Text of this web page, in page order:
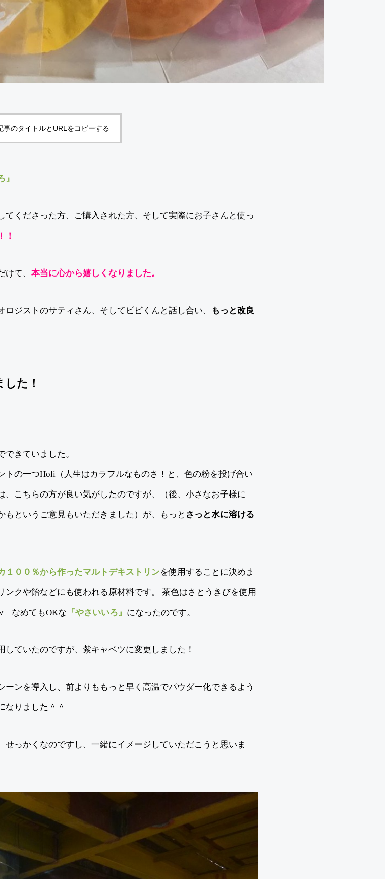
事のタイトルとURLをコピーする
』
てくださった方、ご購入された方、そして実際にお子さんと使っ
！
て、 本当に心から嬉しくなりました。
ジストのサティさん、そしてビビくんと話し合い、 もっと改良
た！
できていました。
の一つHoli（人生はカラフルなものさ！と、色の粉を投げ合い
、こちらの方が良い気がしたのですが、（後、小さなお子様に
というご意見もいただきました）が、 もっと さっと水に溶ける
１００％から作ったマルトデキストリンを使用することに決めま
ンクや飴などにも使われる原材料です。 茶色はさとうきびを使用
なめてもOKな 『やさいいろ』 になったのです。
ていたのですが、紫キャベツに変更しました！
ンを導入し、前よりももっと早く高温でパウダー化できるよう
なりました＾＾
っかくなのですし、一緒にイメージしていただこうと思いま